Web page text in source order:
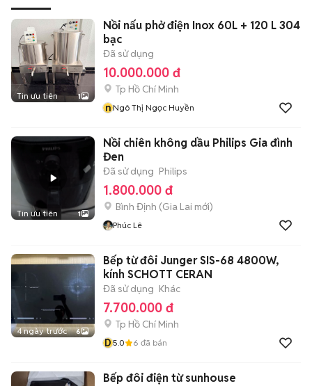
Tin ưu tiên 1
Nồi nấu phở điện Inox 60L + 120 L 304
bạc
Đã sử dụng
10.000.000 đ
Tp Hồ Chí Minh
nNgô Thị Ngọc Huyền
Tin ưu tiên 1
Nồi chiên không dầu Philips Gia đình
Đen
Đã sử dụng Philips
1.800.000 đ
Bình Định (Gia Lai mới)
Phúc Lê
4 ngày trước 6
Bếp từ đôi Junger SIS-68 4800W,
kính SCHOTT CERAN
Đã sử dụng Khác
7.700.000 đ
Tp Hồ Chí Minh
D5.0 6 đã bán
Bếp đôi điện từ sunhouse